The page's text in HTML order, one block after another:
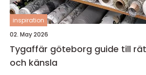
inspiration
02. May 2026
Tygaffär göteborg guide till rätt tyg, form
och känsla